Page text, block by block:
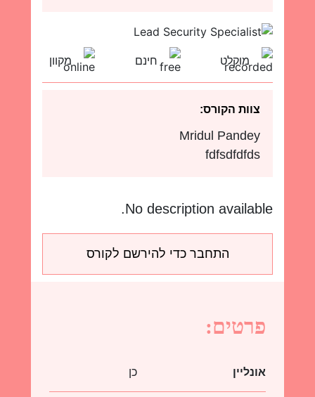
מקוון חינם מוקלט
צוות הקורס:
Mridul Pandey
fdfsdfdfds
No description available.
התחבר כדי להירשם לקורס
פרטים:
אונליין כן